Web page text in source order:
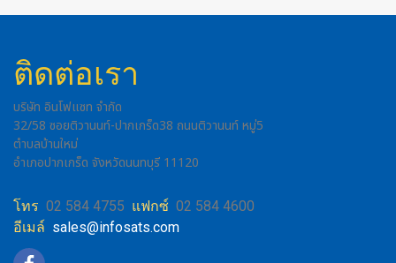
ติดต่อเรา
บริษัท อินโฟแซท จำกัด
32/58 ซอยติวานนท์-ปากเกร็ด38 ถนนติวานนท์ หมู่5
ตำบลบ้านใหม่
อำเภอปากเกร็ด จังหวัดนนทบุรี 11120
โทร 02 584 4755 แฟกซ์ 02 584 4600
อีเมล์ sales@infosats.com